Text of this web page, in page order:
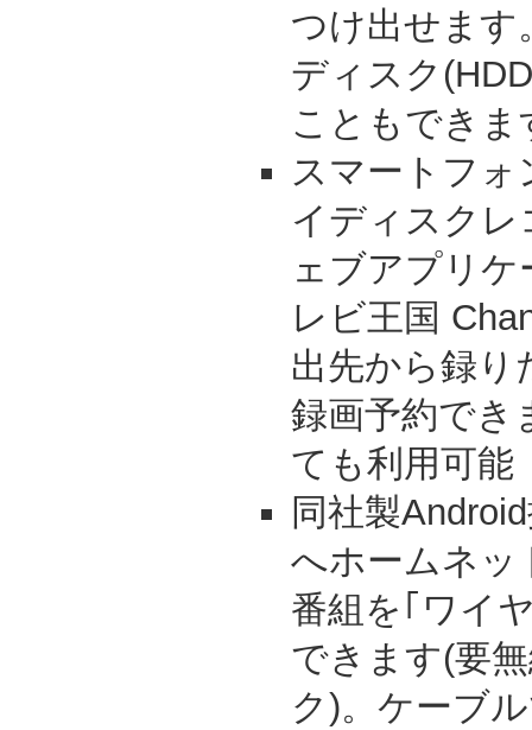
つけ出せます
ディスク
こともできま
スマートフォ
イディスクレ
ェブアプリ
レビ王国
出先から録り
録画予約でき
ても利用可能
同社製
へホームネッ
番組を｢ワイ
できます(要
ク)。ケーブ